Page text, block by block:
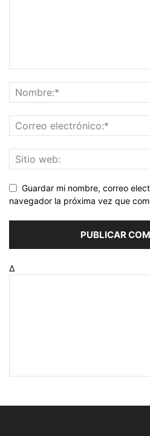
Guardar mi nombre, correo
navegador la próxima vez que
Δ